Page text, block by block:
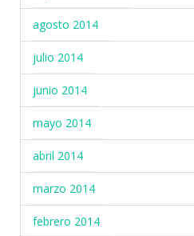
agosto 2014
julio 2014
junio 2014
mayo 2014
abril 2014
marzo 2014
febrero 2014